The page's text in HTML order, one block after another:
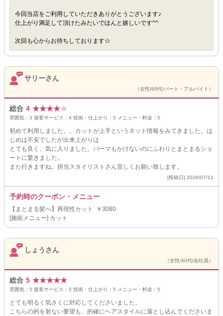
今回当店をご利用していただきありがとうございます♪
仕上がり満足して頂けたみたいでほんと嬉しいです^^
次回も心からお待ちしております☆
サリーさん
（女性/60代/パート・アルバイト）
総合 4 ★★★★★
雰囲気： 3 接客サービス： 4 技術・仕上がり： 5 メニュー・料金： 5
初めて利用しました。。カットが上手というネット情報をみてきました。は
じめは不安でしたが出来上がりは
とても良く、気に入りました。パーマもかけないのにふわりとまとまるショ
ートに驚きました。
また行きますね。担当スタイリストさん宜しくお願い致します。
[投稿日] 2026/07/11
予約時のクーポン・メニュー
【まとまる髪へ】再現性カット ￥3080
[施術メニュー] カット
しょうさん
（女性/40代/会社員）
総合 5 ★★★★★
雰囲気： 5 接客サービス： 5 技術・仕上がり： 5 メニュー・料金： 5
とても明るく気さくに対応してくださいました。
こちらの的を射ない要望も、的確にヘアスタイルに落とし込んでくださいま